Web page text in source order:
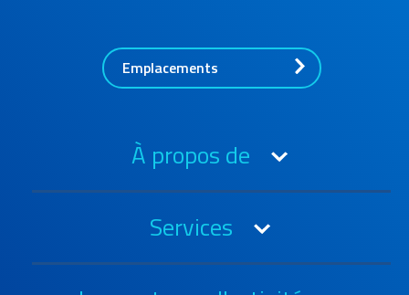
Emplacements
À propos de
A propos de l'OIA
Prix et certifications
Carrières
Histoire
Services
3PL